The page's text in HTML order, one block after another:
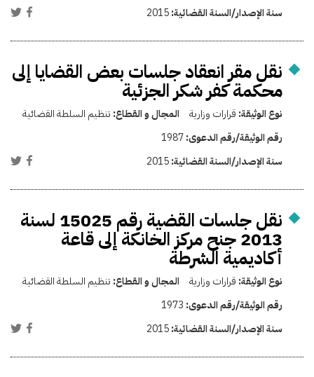
سنة الإصدار/السنة القضائية:2015
نقل مقر انعقاد جلسات بعض القضايا إلى
محكمة كفر شكر الجزئية
نوع الوثيقة: قرارات وزارية المجال و القطاع: تنظيم السلطة القضائية
رقم الوثيقة/رقم الدعوى:1987
سنة الإصدار/السنة القضائية:2015
نقل جلسات القضية رقم 15025 لسنة
2013 جنح مركز الخانكة إلى قاعة
أكاديمية الشرطة
نوع الوثيقة: قرارات وزارية المجال و القطاع: تنظيم السلطة القضائية
رقم الوثيقة/رقم الدعوى: 1973
سنة الإصدار/السنة القضائية:2015